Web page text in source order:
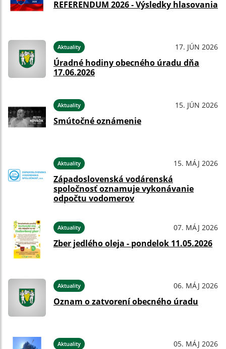
REFERENDUM 2026 - Výsledky hlasovania
Aktuality 17. JÚN 2026
Úradné hodiny obecného úradu dňa
17.06.2026
Aktuality 15. JÚN 2026
Smútočné oznámenie
Aktuality 15. MÁJ 2026
Západoslovenská vodárenská
spoločnosť oznamuje vykonávanie
odpočtu vodomerov
Aktuality 07. MÁJ 2026
Zber jedlého oleja - pondelok 11.05.2026
Aktuality 06. MÁJ 2026
Oznam o zatvorení obecného úradu
Aktuality 05. MÁJ 2026